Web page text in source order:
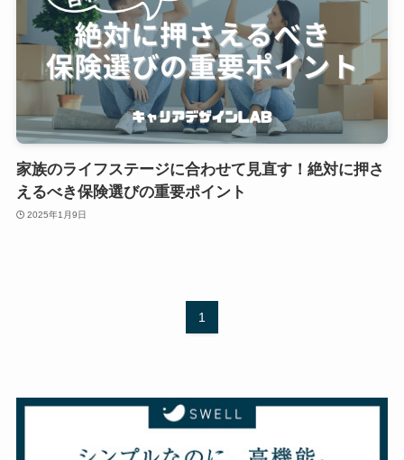
家族のライフステージに合わせて見直す！絶対に押さ
えるべき保険選びの重要ポイント
2025年1月9日
1